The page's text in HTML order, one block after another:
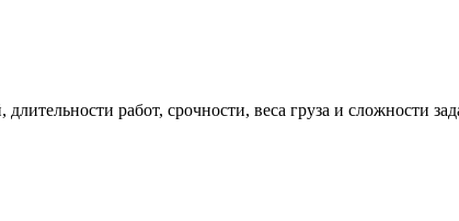
работ, срочности, веса груза и сложности